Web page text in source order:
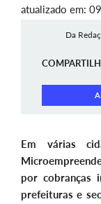
atualizado em:
Da
Em várias
por cobranças
prefeituras e